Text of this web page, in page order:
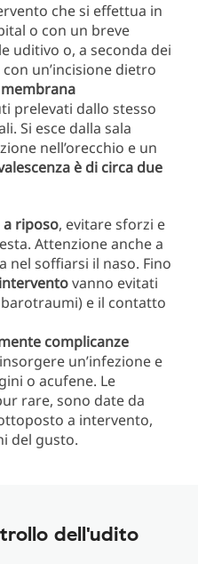
che si effettua in
o con un breve
uditivo o, a seconda dei
un’incisione dietro
prelevati dallo stesso
Si esce dalla sala
nell’orecchio e un
è di circa due
riposo, evitare sforzi e
Attenzione anche a
soffiarsi il naso. Fino
vanno evitati
e il contatto
complicanze
un’infezione e
o acufene. Le
rare, sono date da
a intervento,
del gusto.
dell'udito